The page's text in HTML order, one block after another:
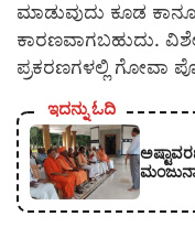
ಮಾಡುವುದು ಕೂಡ
ಕಾರಣವಾಗಬಹುದು.
ಪ್ರಕರಣಗಳಲ್ಲಿ ಗೋವಾ
ಇದನ್ನು ಓದಿ